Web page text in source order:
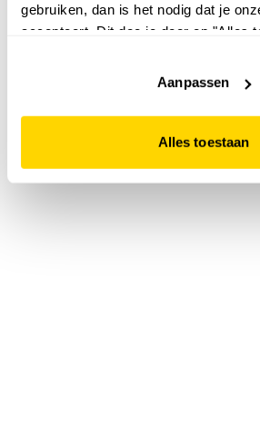
gebruiken, dan is het nodig dat je
accepteert. Dit doe je door op "Alles
website niet optimaal functioneert.
Aanpassen
Alles toestaan